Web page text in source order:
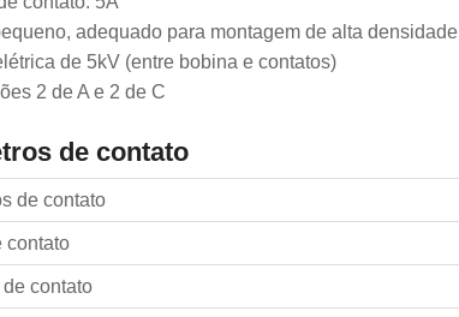
adequado para montagem de alta densidade
de 5kV (entre bobina e contatos)
2 de A e 2 de C
de contato
de contato
contato
contato